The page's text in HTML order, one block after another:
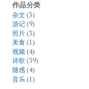
作品分类
杂文 (3)
游记(9)
照片(3)
美食 (1)
视频(4)
诗歌(39)
随感(4)
音乐(1)